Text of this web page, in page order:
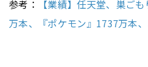
参考：
【業績】任天堂、巣ご
万本、『ポケモン』1737万本